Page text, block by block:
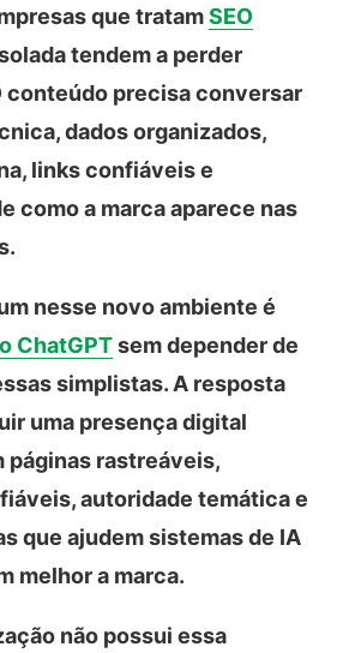
que tratamSEO
tendem a perder
conteúdo precisa conversar
dados organizados,
links confiáveis e
como a marca aparece nas
nesse novo ambiente é
ChatGPTsem depender de
simplistas. A resposta
uma presença digital
rastreáveis,
autoridade temática e
que ajudem sistemas de IA
melhor a marca.
não possui essa